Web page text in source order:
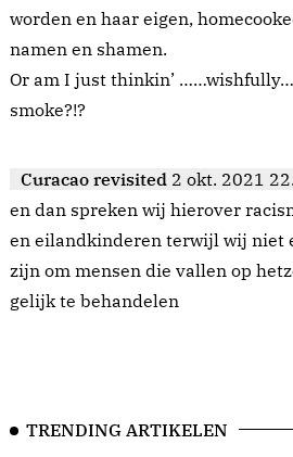
worden en haar eigen,
namen en shamen.
Or am I just thinkin’
smoke?!?
Curacao revisited 2 okt. 2021
en dan spreken wij hierover
en eilandkinderen terwijl wij niet
zijn om mensen die vallen op
gelijk te behandelen
TRENDING ARTIKELEN